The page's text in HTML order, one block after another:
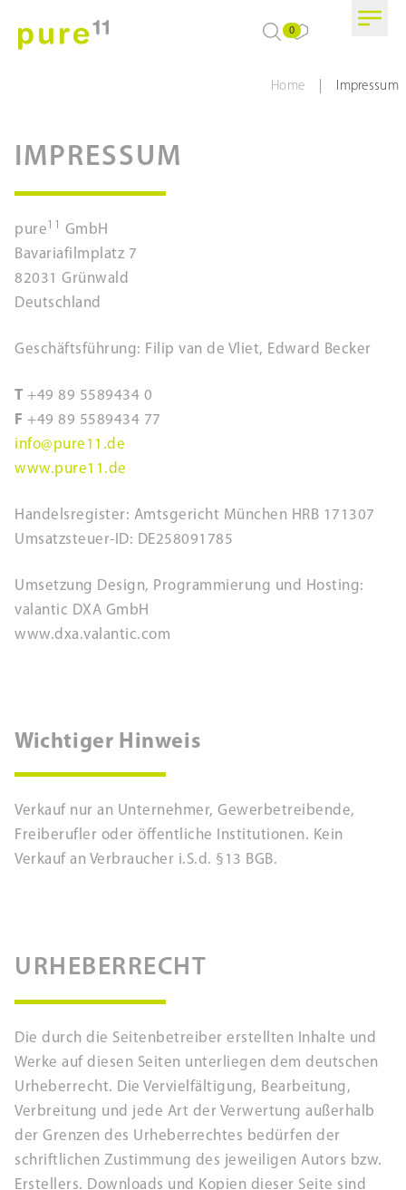
0
Home Impressum
IMPRESSUM
pure11
GmbH
Bavariafilmplatz 7
82031 Grünwald
Deutschland
Geschäftsführung: Filip van de Vliet, Edward Becker
T +49 89 5589434 0
F +49 89 5589434 77
info@pure11.de
www.pure11.de
Handelsregister: Amtsgericht München HRB 171307
Umsatzsteuer-ID: DE258091785
Umsetzung Design, Programmierung und Hosting:
valantic DXA GmbH
www.dxa.valantic.com
Wichtiger Hinweis
Verkauf nur an Unternehmer, Gewerbetreibende,
Freiberufler oder öffentliche Institutionen. Kein
Verkauf an Verbraucher i.S.d. §13 BGB.
URHEBERRECHT
Die durch die Seitenbetreiber erstellten Inhalte und
Werke auf diesen Seiten unterliegen dem deutschen
Urheberrecht. Die Vervielfältigung, Bearbeitung,
Verbreitung und jede Art der Verwertung außerhalb
der Grenzen des Urheberrechtes bedürfen der
schriftlichen Zustimmung des jeweiligen Autors bzw.
Erstellers. Downloads und Kopien dieser Seite sind